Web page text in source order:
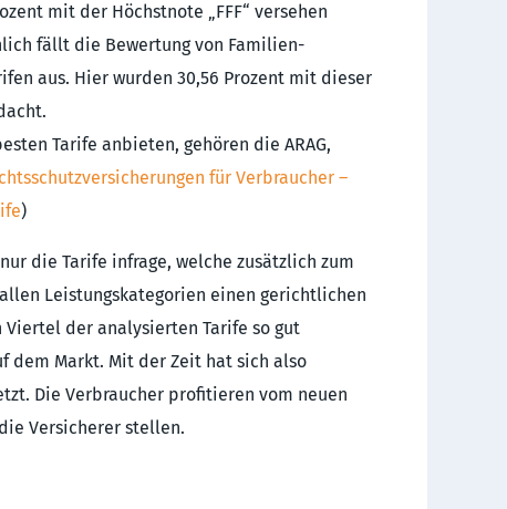
mit der Höchstnote „FFF“ versehen
fällt die Bewertung von Familien-
aus. Hier wurden 30,56 Prozent mit dieser
Tarife anbieten, gehören die ARAG,
für Verbraucher –
)
die Tarife infrage, welche zusätzlich zum
Leistungskategorien einen gerichtlichen
der analysierten Tarife so gut
dem Markt. Mit der Zeit hat sich also
Die Verbraucher profitieren vom neuen
Versicherer stellen.